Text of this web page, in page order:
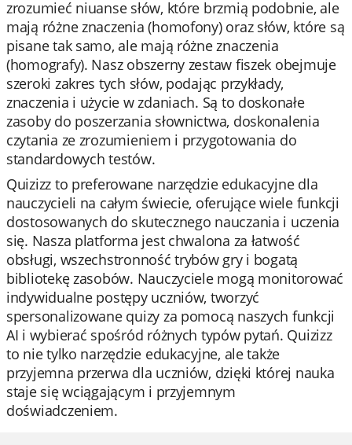
zrozumieć niuanse słów, które brzmią podobnie, ale
mają różne znaczenia (homofony) oraz słów, które są
pisane tak samo, ale mają różne znaczenia
(homografy). Nasz obszerny zestaw fiszek obejmuje
szeroki zakres tych słów, podając przykłady,
znaczenia i użycie w zdaniach. Są to doskonałe
zasoby do poszerzania słownictwa, doskonalenia
czytania ze zrozumieniem i przygotowania do
standardowych testów.
Quizizz to preferowane narzędzie edukacyjne dla
nauczycieli na całym świecie, oferujące wiele funkcji
dostosowanych do skutecznego nauczania i uczenia
się. Nasza platforma jest chwalona za łatwość
obsługi, wszechstronność trybów gry i bogatą
bibliotekę zasobów. Nauczyciele mogą monitorować
indywidualne postępy uczniów, tworzyć
spersonalizowane quizy za pomocą naszych funkcji
AI i wybierać spośród różnych typów pytań. Quizizz
to nie tylko narzędzie edukacyjne, ale także
przyjemna przerwa dla uczniów, dzięki której nauka
staje się wciągającym i przyjemnym
doświadczeniem.